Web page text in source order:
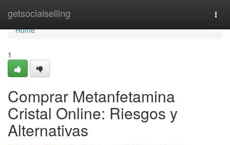
getsocialselling
Home
Home
1
Comprar Metanfetamina
Cristal Online: Riesgos y
Alternativas